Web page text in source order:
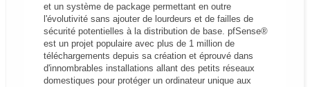
et un système de package permettant en outre
l'évolutivité sans ajouter de lourdeurs et de failles de
sécurité potentielles à la distribution de base. pfSense®
est un projet populaire avec plus de 1 million de
téléchargements depuis sa création et éprouvé dans
d'innombrables installations allant des petits réseaux
domestiques pour protéger un ordinateur unique aux